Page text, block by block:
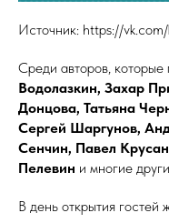
Источник: https://
Среди авторов,
Водолазкин, Захар
Донцова, Татьяна
Сергей Шаргунов,
Сенчин, Павел
Пелевин и многие
В день открытия гостей